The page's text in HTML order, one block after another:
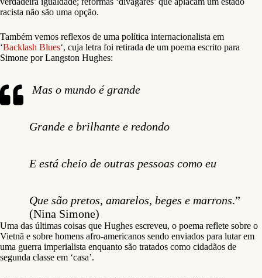
racista não são uma opção.
Também vemos reflexos de uma política internacionalista em
‘Backlash Blues‘, cuja letra foi retirada de um poema escrito para
Simone por Langston Hughes:
Mas o mundo é grande
Grande e brilhante e redondo
E está cheio de outras pessoas como eu
Que são pretos, amarelos, beges e marrons.”
(Nina Simone)
Uma das últimas coisas que Hughes escreveu, o poema reflete sobre o
Vietnã e sobre homens afro-americanos sendo enviados para lutar em
uma guerra imperialista enquanto são tratados como cidadãos de
segunda classe em ‘casa’.